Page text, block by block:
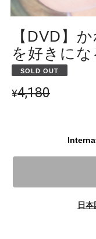
【DVD】
を好きにな
SOLD OUT
¥4,180
日